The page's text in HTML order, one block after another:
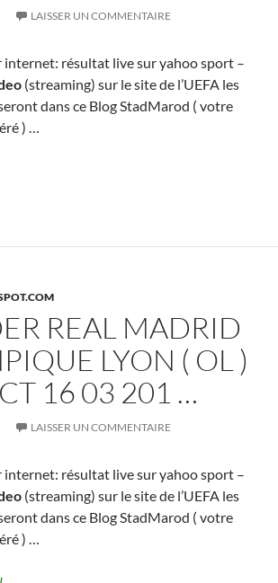
LAISSER UN COMMENTAIRE
internet: résultat live sur yahoo sport –
(streaming) sur le site de l’UEFA les
dans ce Blog StadMarod ( votre
) …
REAL MADRID
LYON ( OL )
16 03 201 …
LAISSER UN COMMENTAIRE
internet: résultat live sur yahoo sport –
(streaming) sur le site de l’UEFA les
dans ce Blog StadMarod ( votre
) …